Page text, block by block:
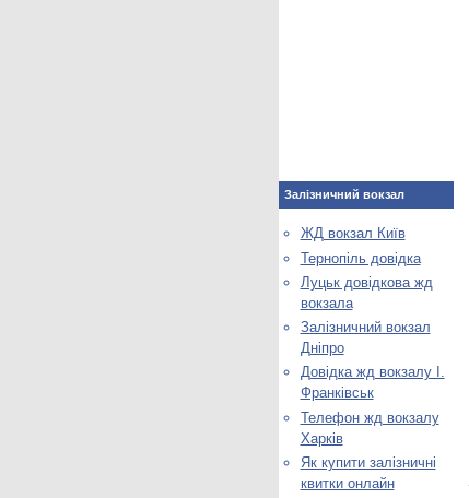
Залізничний вокзал
ЖД вокзал Київ
Тернопіль довідка
Луцьк довідкова жд
вокзала
Залізничний вокзал
Дніпро
Довідка жд вокзалу І.
Франківськ
Телефон жд вокзалу
Харків
Як купити залізничні
квитки онлайн